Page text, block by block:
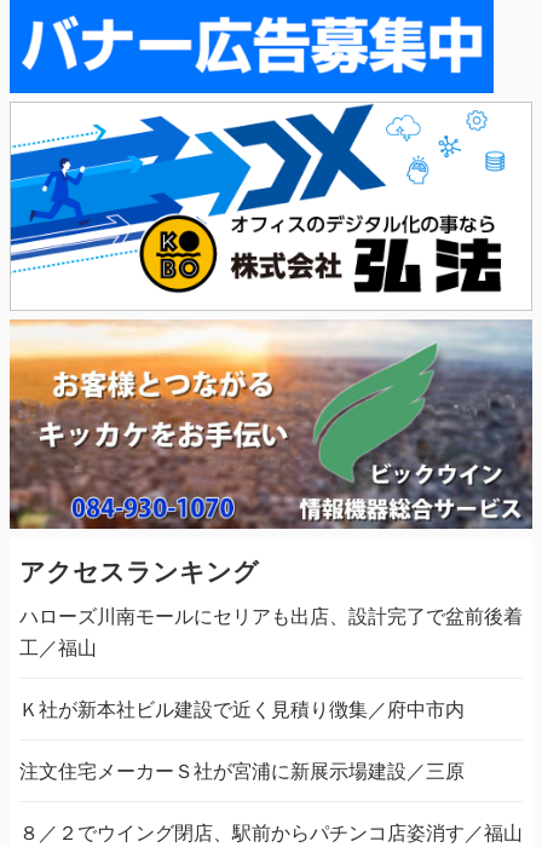
アクセスランキング
ハローズ川南モールにセリアも出店、設計完了で盆前後着
工／福山
Ｋ社が新本社ビル建設で近く見積り徴集／府中市内
注文住宅メーカーＳ社が宮浦に新展示場建設／三原
８／２でウイング閉店、駅前からパチンコ店姿消す／福山